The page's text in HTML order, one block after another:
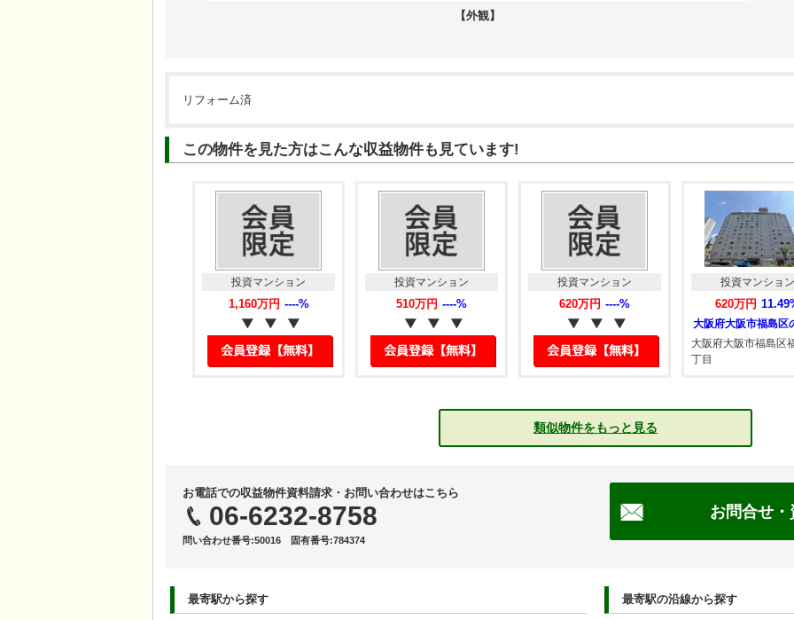
【外観】
リフォーム済
この物件を見た方はこんな収益物件も見ています!
投資マンション
1,160万円 ----%
投資マンション
510万円 ----%
投資マンション
620万円 ----%
投資マンション
620万円
大阪府大阪市福島区
丁目
類似物件をもっと見る
お電話での収益物件資料請求・お問い合わせはこちら
06-6232-8758
問い合わせ番号:50016 固有番号:784374
お問合せ
最寄駅から探す 最寄駅の沿線から探す